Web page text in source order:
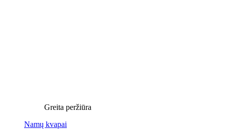
Greita peržiūra
Namų kvapai